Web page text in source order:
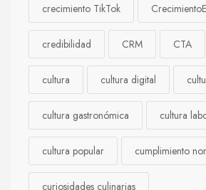
crecimiento TikTok
credibilidad CRM CTA
cultura cultura digital
cultura gastronómica cultura
cultura popular cumplimiento
curiosidades culinarias